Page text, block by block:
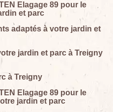
Elagage 89 pour le
et parc
adaptés à votre jardin et
jardin et parc à Treigny
à Treigny
Elagage 89 pour le
jardin et parc